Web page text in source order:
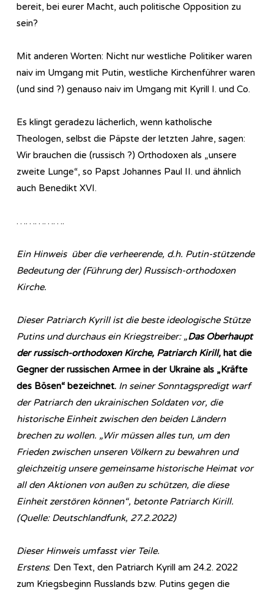
bereit, bei eurer Macht, auch politische Opposition zu
sein?
Mit anderen Worten: Nicht nur westliche Politiker waren
naiv im Umgang mit Putin, westliche Kirchenführer waren
(und sind ?) genauso naiv im Umgang mit Kyrill I. und Co.
Es klingt geradezu lächerlich, wenn katholische
Theologen, selbst die Päpste der letzten Jahre, sagen:
Wir brauchen die (russisch ?) Orthodoxen als „unsere
zweite Lunge“, so Papst Johannes Paul II. und ähnlich
auch Benedikt XVI.
…………….
Ein Hinweis über die verheerende, d.h. Putin-stützende
Bedeutung der (Führung der) Russisch-orthodoxen
Kirche.
Dieser Patriarch Kyrill ist die beste ideologische Stütze
Putins und durchaus ein Kriegstreiber: „Das Oberhaupt
der russisch-orthodoxen Kirche, Patriarch Kirill, hat die
Gegner der russischen Armee in der Ukraine als „Kräfte
des Bösen“ bezeichnet. In seiner Sonntagspredigt warf
der Patriarch den ukrainischen Soldaten vor, die
historische Einheit zwischen den beiden Ländern
brechen zu wollen. „Wir müssen alles tun, um den
Frieden zwischen unseren Völkern zu bewahren und
gleichzeitig unsere gemeinsame historische Heimat vor
all den Aktionen von außen zu schützen, die diese
Einheit zerstören können“, betonte Patriarch Kirill.
(Quelle: Deutschlandfunk, 27.2.2022)
Dieser Hinweis umfasst vier Teile.
Erstens: Den Text, den Patriarch Kyrill am 24.2. 2022
zum Kriegsbeginn Russlands bzw. Putins gegen die